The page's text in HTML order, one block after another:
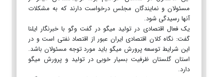
مسئولان و نمایندگان مجلس درخواست دارند که به مشکلات
آنها رسیدگی شود.
یک فعال اقتصادی در تولید میگو در گفت وگو با خبرنگار ایلنا
گفت: نگاه کلان اقتصادی ایران عبور از اقتصاد نفتی است و در
این شرایط توسعه پرورش میگو باید مورد توجه مسئولان باشد.
استان گلستان ظرفیت بسیار خوبی در تولید و پرورش میگو
دارد.